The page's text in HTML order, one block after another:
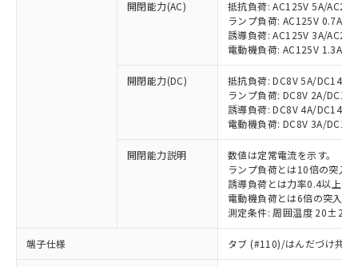
開閉能力(AC)
抵抗負荷: AC125V 5A/
ランプ負荷: AC125V 0.7A/
誘導負荷: AC125V 3A/
電動機負荷: AC125V 1.3A/
開閉能力(DC)
抵抗負荷: DC8V 5A/DC14V
ランプ負荷: DC8V 2A/
誘導負荷: DC8V 4A/DC14V
電動機負荷: DC8V 3A/
開閉能力説明
数値は定常電流を示す。
ランプ負荷とは10倍の突入
誘導負荷とは力率0.4以上
電動機負荷とは6倍の突入電
測定条件: 周囲温度 20±2℃
端子仕様 タブ (#110)/はんだづけ共用
※1 対応状況